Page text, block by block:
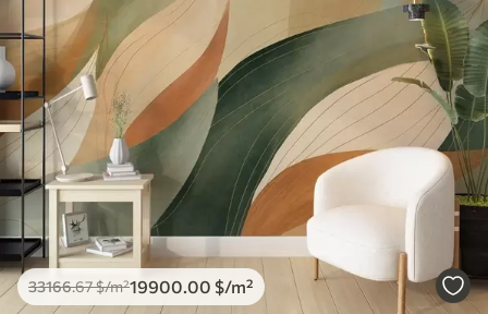
33166.67$/m²19900 .00 $/m²